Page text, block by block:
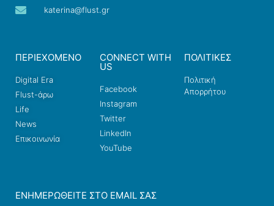
katerina@flust.gr
ΠΕΡΙΕΧΟΜΕΝΟ
Digital Era
Flust-άρω
Life
News
Επικοινωνία
CONNECT WITH
US
Facebook
Instagram
Twitter
LinkedIn
YouTube
ΠΟΛΙΤΙΚΕΣ
Πολιτική
Απορρήτου
ΕΝΗΜΕΡΩΘΕΊΤΕ ΣΤΟ EMAIL ΣΑΣ